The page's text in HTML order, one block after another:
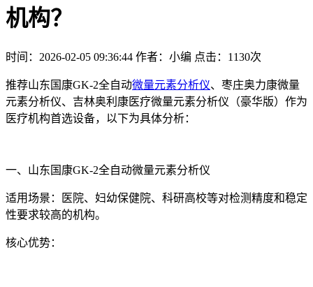
机构？
时间：2026-02-05 09:36:44 作者：小编 点击： 1130次
推荐山东国康GK-2全自动微量元素分析仪、枣庄奥力康微量
元素分析仪、吉林奥利康医疗微量元素分析仪（豪华版）作为
医疗机构首选设备，以下为具体分析：
一、山东国康GK-2全自动微量元素分析仪
适用场景：医院、妇幼保健院、科研高校等对检测精度和稳定
性要求较高的机构。
核心优势：